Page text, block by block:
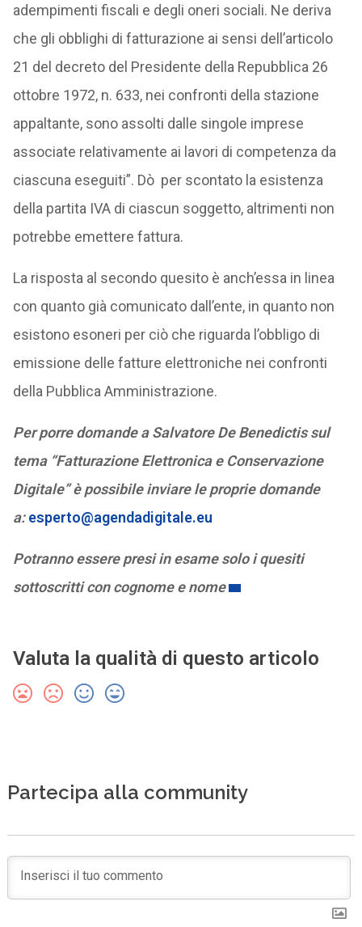
adempimenti fiscali e degli oneri sociali. Ne deriva
che gli obblighi di fatturazione ai sensi dell’articolo
21 del decreto del Presidente della Repubblica 26
ottobre 1972, n. 633, nei confronti della stazione
appaltante, sono assolti dalle singole imprese
associate relativamente ai lavori di competenza da
ciascuna eseguiti”. Dò per scontato la esistenza
della partita IVA di ciascun soggetto, altrimenti non
potrebbe emettere fattura.
La risposta al secondo quesito è anch’essa in linea
con quanto già comunicato dall’ente, in quanto non
esistono esoneri per ciò che riguarda l’obbligo di
emissione delle fatture elettroniche nei confronti
della Pubblica Amministrazione.
Per porre domande a Salvatore De Benedictis sul
tema “Fatturazione Elettronica e Conservazione
Digitale” è possibile inviare le proprie domande
a:esperto@agendadigitale.eu
Potranno essere presi in esame solo i quesiti
sottoscritti con cognome e nome
Valuta la qualità di questo articolo
Partecipa alla community